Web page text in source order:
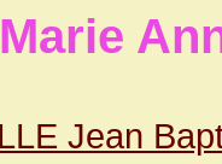
Jean